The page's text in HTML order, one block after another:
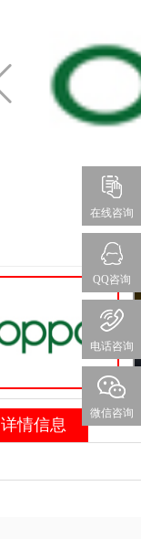
详情信息
在线咨询
QQ咨询
电话咨询
微信咨询